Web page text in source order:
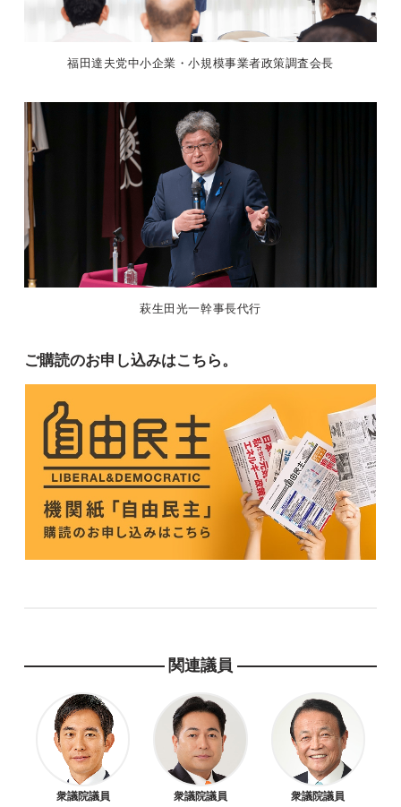
福田達夫党中小企業・小規模事業者政策調査会長
萩生田光一幹事長代行
ご購読のお申し込みはこちら。
関連議員
衆議院議員 衆議院議員 衆議院議員